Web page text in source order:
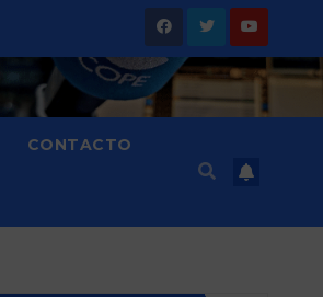
CONTACTO